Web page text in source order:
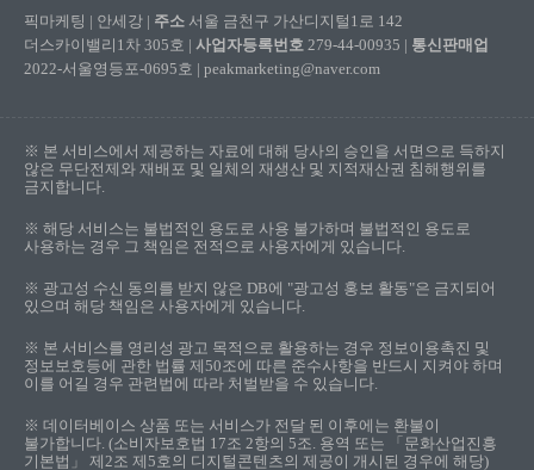
픽마케팅 | 안세강 | 주소 서울 금천구 가산디지털1로 142
더스카이밸리1차 305호 | 사업자등록번호 279-44-00935 | 통신판매업
2022-서울영등포-0695호 | peakmarketing@naver.com
※ 본 서비스에서 제공하는 자료에 대해 당사의 승인을 서면으로 득하지
않은 무단전제와 재배포 및 일체의 재생산 및 지적재산권 침해행위를
금지합니다.
※ 해당 서비스는 불법적인 용도로 사용 불가하며 불법적인 용도로
사용하는 경우 그 책임은 전적으로 사용자에게 있습니다.
※ 광고성 수신 동의를 받지 않은 DB에 "광고성 홍보 활동"은 금지되어
있으며 해당 책임은 사용자에게 있습니다.
※ 본 서비스를 영리성 광고 목적으로 활용하는 경우 정보이용촉진 및
정보보호등에 관한 법률 제50조에 따른 준수사항을 반드시 지켜야 하며
이를 어길 경우 관련법에 따라 처벌받을 수 있습니다.
※ 데이터베이스 상품 또는 서비스가 전달 된 이후에는 환불이
불가합니다. (소비자보호법 17조 2항의 5조. 용역 또는 「문화산업진흥
기본법」 제2조 제5호의 디지털콘텐츠의 제공이 개시된 경우에 해당)